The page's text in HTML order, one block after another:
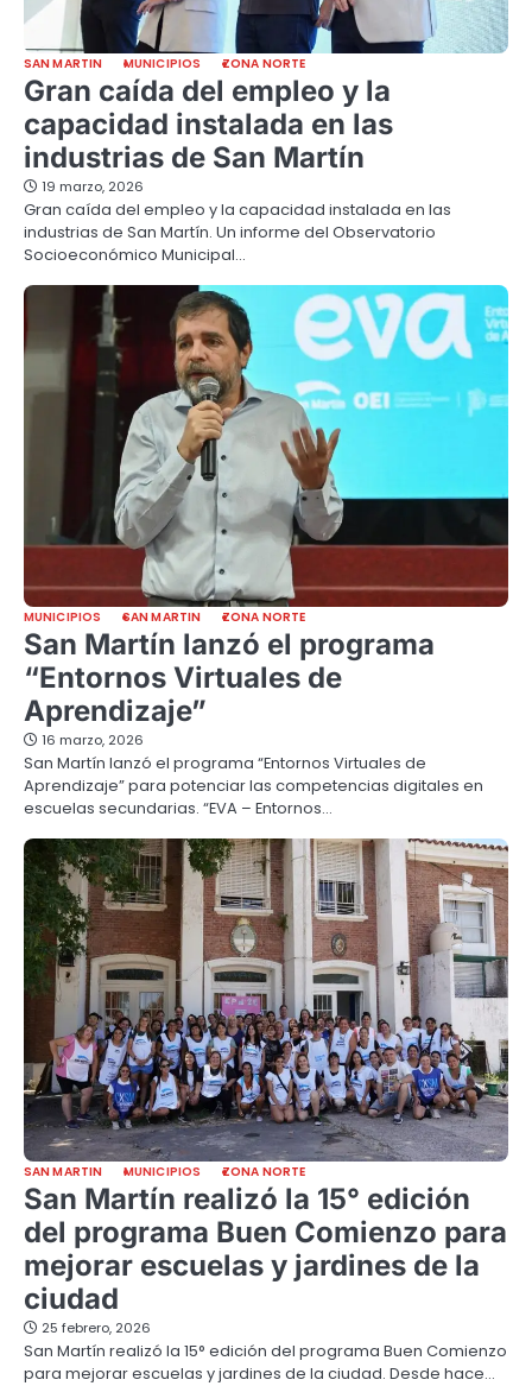
SAN MARTIN MUNICIPIOS ZONA NORTE
Gran caída del empleo y la
capacidad instalada en las
industrias de San Martín
19 marzo, 2026
Gran caída del empleo y la capacidad instalada en las
industrias de San Martín. Un informe del Observatorio
Socioeconómico Municipal…
MUNICIPIOS SAN MARTIN ZONA NORTE
San Martín lanzó el programa
“Entornos Virtuales de
Aprendizaje”
16 marzo, 2026
San Martín lanzó el programa “Entornos Virtuales de
Aprendizaje” para potenciar las competencias digitales en
escuelas secundarias. “EVA – Entornos…
SAN MARTIN MUNICIPIOS ZONA NORTE
San Martín realizó la 15° edición
del programa Buen Comienzo para
mejorar escuelas y jardines de la
ciudad
25 febrero, 2026
San Martín realizó la 15° edición del programa Buen Comienzo
para mejorar escuelas y jardines de la ciudad. Desde hace…